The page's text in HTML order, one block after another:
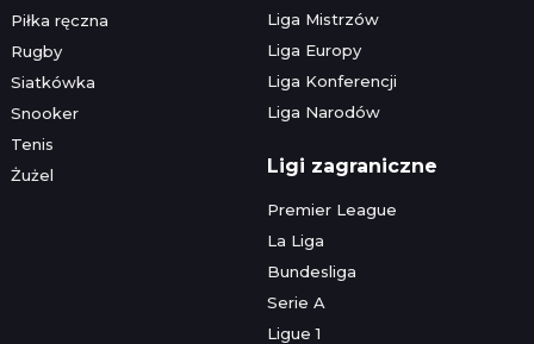
Piłka ręczna
Rugby
Siatkówka
Snooker
Tenis
Żużel
Liga Mistrzów
Liga Europy
Liga Konferencji
Liga Narodów
Ligi zagraniczne
Premier League
La Liga
Bundesliga
Serie A
Ligue 1